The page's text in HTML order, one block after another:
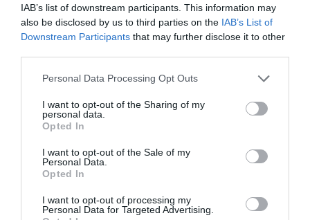
IAB’s list of downstream participants. This information may
also be disclosed by us to third parties on the IAB’s List of
Downstream Participants that may further disclose it to other
Please note that this website/app uses one or more Google
not limited to your visit or usage behaviour. You may click to
grant or deny consent to Google and its third-party tags to
use your data for below specified purposes in below Google
consent section.
Personal Data Processing Opt Outs
I want to opt-out of the Sharing of my
personal data.
Opted In
I want to opt-out of the Sale of my
Personal Data.
Opted In
I want to opt-out of processing my
Personal Data for Targeted Advertising.
sikerült videón dokumentálni, hogy farkasok
európai bölénycsordára támadnak a Białowieża-
őserdőben.
Figyelmedbe ajánljuk!
Több száz felvételen tűnt fel az
Amazonas titokzatos „szellemkutyája”
Farkasok és bölények ritka találkozása
farkasok kitartó,
összehangoltan vadászó
ragadozók, amelyek náluk jóval nagyobb állatokat is